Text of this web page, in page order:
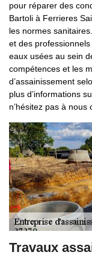
pour réparer des
Bartoli à Ferrieres
les normes
et des
eaux usées au sein
compétences et les
d’assainissement
plus d’informations
n’hésitez pas à nous
Travaux